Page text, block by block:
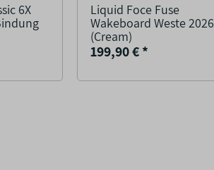
6X
Liquid Foce Fuse
Wakeboard Weste 2026
(Cream)
199,90 €*